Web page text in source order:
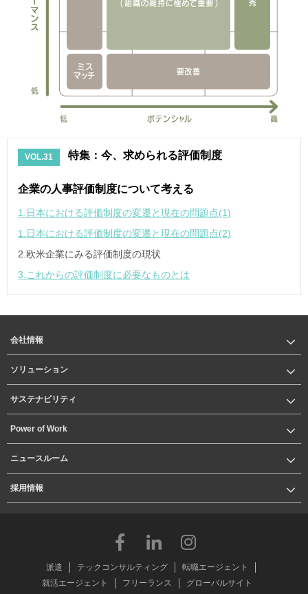
VOL.31 特集：今、求められる評価制度
企業の人事評価制度について考える
1.日本における評価制度の変遷と現在の問題点(1)
1.日本における評価制度の変遷と現在の問題点(2)
2.欧米企業にみる評価制度の現状
3.これからの評価制度に必要なものとは
会社情報
ソリューション
サステナビリティ
Power of Work
ニュースルーム
採用情報
派遣 テックコンサルティング
転職エージェント
就活エージェント
フリーランス グローバルサイト